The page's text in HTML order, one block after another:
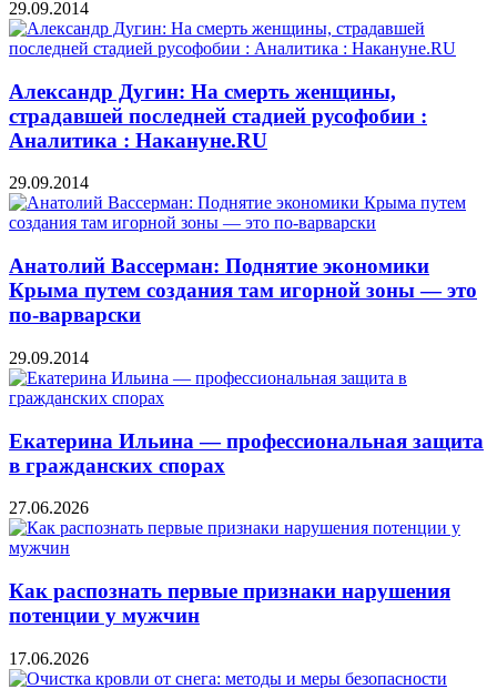
29.09.2014
Александр Дугин: На смерть женщины,
страдавшей последней стадией русофобии :
Аналитика : Накануне.RU
29.09.2014
Анатолий Вассерман: Поднятие экономики
Крыма путем создания там игорной зоны — это
по-варварски
29.09.2014
Екатерина Ильина — профессиональная защита
в гражданских спорах
27.06.2026
Как распознать первые признаки нарушения
потенции у мужчин
17.06.2026